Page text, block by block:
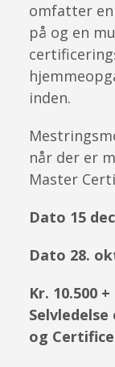
omfatter
på og en
inden.
når der er
Master
Dato 15
Dato 28.
Kr. 10.500
og